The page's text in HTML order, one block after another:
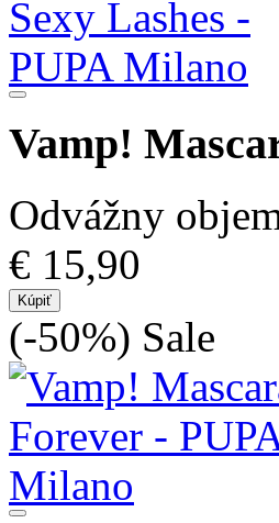
Vamp!
Odvážny
€ 15,90
Kúpiť
(-50%) Sale